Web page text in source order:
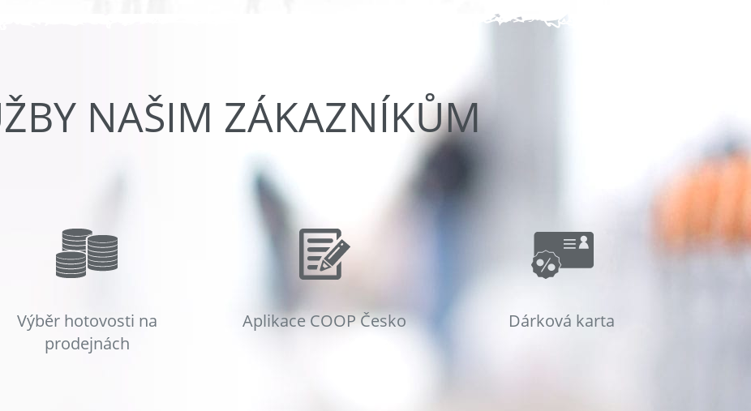
NAŠIM ZÁKAZNÍKŮM
Výběr hotovosti na
prodejnách
Aplikace COOP Česko Dárková karta